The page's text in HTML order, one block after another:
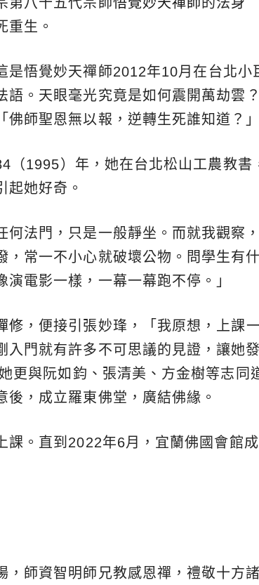
重生。
是悟覺妙天禪師2012年10月在台北小
語。天眼毫光究竟是如何震開萬劫雲？
師聖恩無以報，逆轉生死誰知道？」
1995）年，她在台北松山工農教書
起她好奇。
何法門，只是一般靜坐。而就我觀察，
常一不小心就破壞公物。問學生有什
電影一樣，一幕一幕跑不停。」
修 ，便接引張妙琒，「我原想，上課
門就有許多不可思議的見證，讓她發
更與阮如鈞、張清美、方金樹等志同
，成立羅東佛堂，廣結佛緣。
課。直到2022年6月，宜蘭佛國會館成
，師資智明師兄教感恩禪，禮敬十方諸